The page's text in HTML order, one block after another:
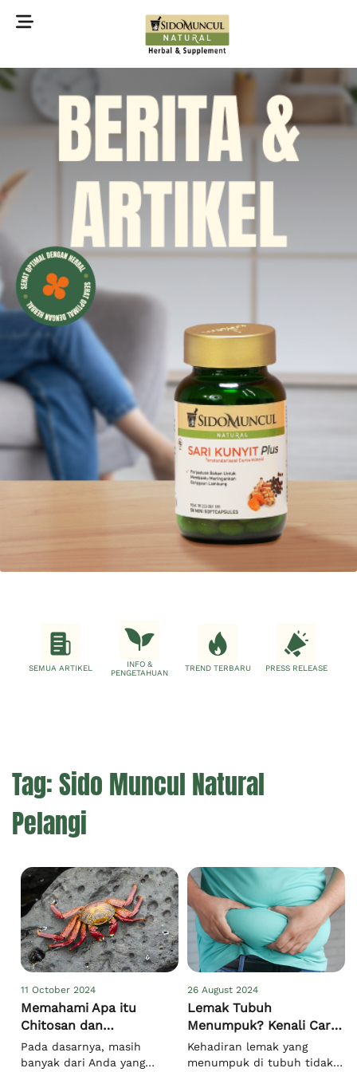
©2022 Sidomuncul Natural All right reserved
SEMUA ARTIKEL
INFO &
PENGETAHUAN
TREND TERBARU PRESS RELEASE
Tag:Sido Muncul Natural
Pelangi
11 October 2024
Memahami Apa itu
Chitosan dan
Manfaatnya untuk Badan
Pada dasarnya, masih
banyak dari Anda yang
26 August 2024
Lemak Tubuh
Menumpuk? Kenali Cara
Efektif Menguranginya
Kehadiran lemak yang
menumpuk di tubuh tidak